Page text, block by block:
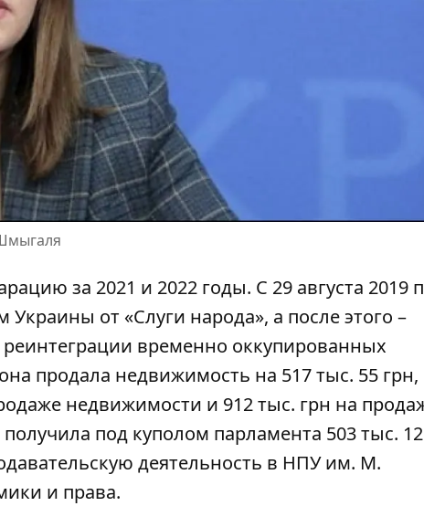
за 2021 и 2022 годы. С 29 августа 2019
от «Слуги народа», а после этого –
временно оккупированных
продала недвижимость на 517 тыс. 55 грн,
недвижимости и 912 тыс. грн на
под куполом парламента 503 тыс.
деятельность в НПУ им. М.
и права.